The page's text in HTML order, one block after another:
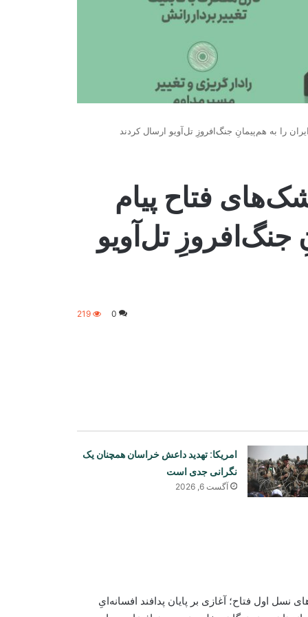
را به هم‌پیمانِ جنگ‌افروزِ تل‌آویو ارسال کردند
فتاح پیام
جنگ‌افروزِ تل‌آویو
0
219
امریکا: تهدید داعش خراسان همچنان یک
نگرانی جدی است
آگست 6, 2026
صادق ۳ با استفاده از موشک‌های نسل اول فتاح؛ آغازی بر پایان پدافند افسانه‌ایِ